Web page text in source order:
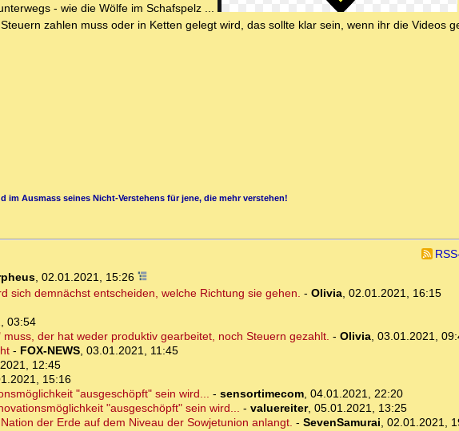
- wie die Wölfe im Schafspelz ...
zahlen muss oder in Ketten gelegt wird, das sollte klar sein, wenn ihr die Videos
Ausmass seines Nicht-Verstehens für jene, die mehr verstehen!
, 02.01.2021, 15:26
sich demnächst entscheiden, welche Richtung sie gehen. - Olivia, 02.01.2021, 16:15
03:54
der hat weder produktiv gearbeitet, noch Steuern gezahlt. - Olivia, 03.01.2021,
- FOX-NEWS, 03.01.2021, 11:45
12:45
15:16
"ausgeschöpft" sein wird... - sensortimecom, 04.01.2021, 22:20
"ausgeschöpft" sein wird... - valuereiter, 05.01.2021, 13:25
der Erde auf dem Niveau der Sowjetunion anlangt. - SevenSamurai, 02.01.2021,